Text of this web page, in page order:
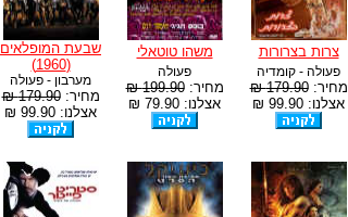
צרות בצרורות
פעולה - קומדיה
מחיר:179.90 ₪
אצלנו: 99.90 ₪
משהו טוטאלי
פעולה
מחיר:199.90 ₪
אצלנו: 79.90 ₪
שבעת המופלאים
(1960)
מערבון - פעולה
מחיר:179.90 ₪
אצלנו: 99.90 ₪